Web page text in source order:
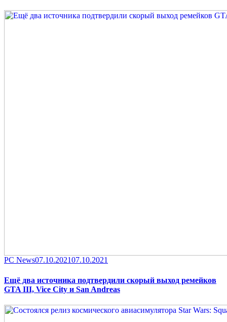
Category
PC NewsPosted
07.10.202107.10.2021
Ещё два источника подтвердили скорый выход ремейков
GTA III, Vice City и San Andreas